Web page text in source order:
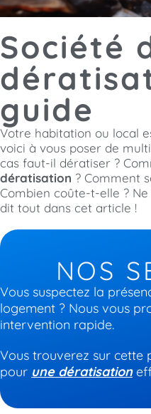
Société
guide
Votre habitation ou local
voici à vous poser de
cas faut-il dératiser ?
dératisation ? Comment
Combien coûte-t-elle ?
dit tout dans cet article !
NOS
Vous suspectez la
logement ? Nous vous
intervention rapide.
Vous trouverez sur cette
pour une dératisation